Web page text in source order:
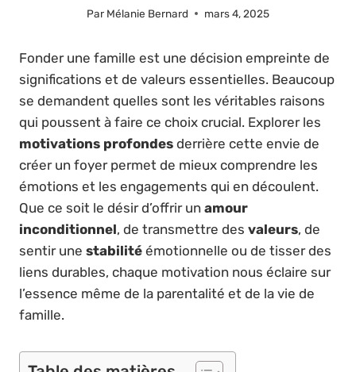
Par Mélanie Bernard mars 4, 2025
Fonder une famille est une décision empreinte de
significations et de valeurs essentielles. Beaucoup
se demandent quelles sont les véritables raisons
qui poussent à faire ce choix crucial. Explorer les
motivations profondes derrière cette envie de
créer un foyer permet de mieux comprendre les
émotions et les engagements qui en découlent.
Que ce soit le désir d’offrir un amour
inconditionnel, de transmettre des valeurs, de
sentir une stabilité émotionnelle ou de tisser des
liens durables, chaque motivation nous éclaire sur
l’essence même de la parentalité et de la vie de
famille.